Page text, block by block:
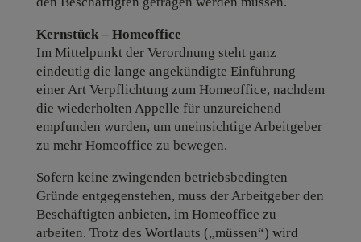
Kernstück – Homeoffice
Im Mittelpunkt der Verordnung steht ganz
eindeutig die lange angekündigte Einführung
einer Art Verpflichtung zum Homeoffice, nachdem
die wiederholten Appelle für unzureichend
empfunden wurden, um uneinsichtige Arbeitgeber
zu mehr Homeoffice zu bewegen.
Sofern keine zwingenden betriebsbedingten
Gründe entgegenstehen, muss der Arbeitgeber den
Beschäftigten anbieten, im Homeoffice zu
arbeiten. Trotz des Wortlauts („müssen“) wird